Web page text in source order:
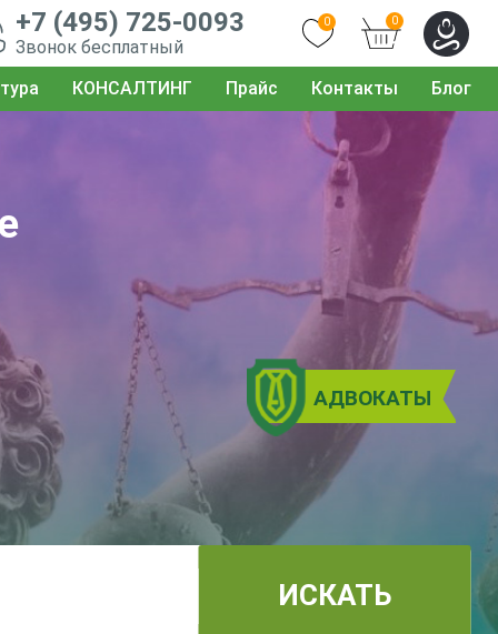
+7 (495) 725-0093
Звонок бесплатный
0 0
КОНСАЛТИНГ Прайс Контакты Блог
ИСКАТЬ
АДВОКАТЫ